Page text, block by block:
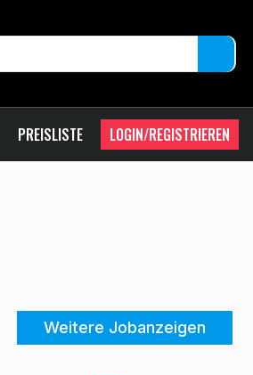
PREISLISTE LOGIN/REGISTRIEREN
Weitere Jobanzeigen